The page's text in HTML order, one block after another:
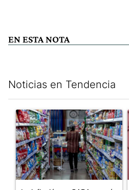
EN ESTA NOTA
Noticias en Tendencia
Un artículo de tendencia con el